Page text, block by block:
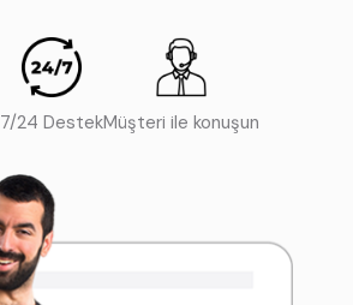
7/24 DestekMüşteri ile konuşun